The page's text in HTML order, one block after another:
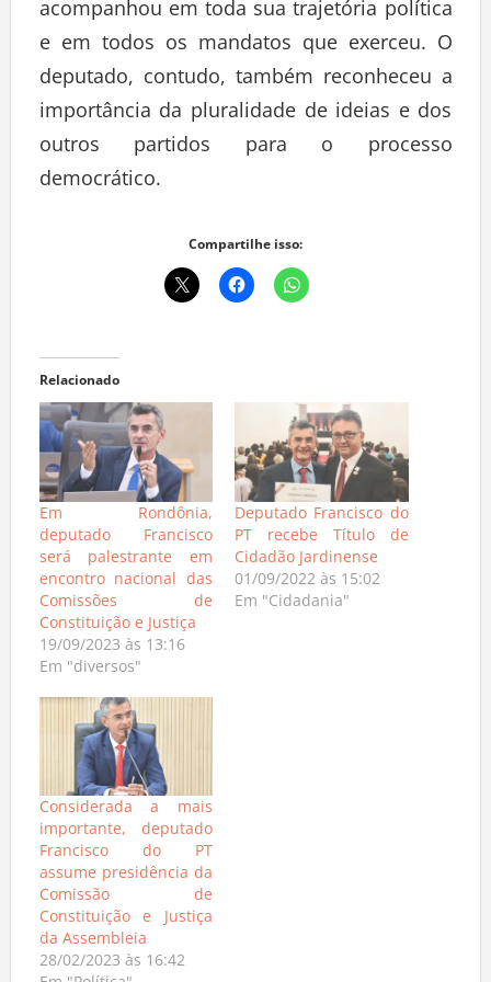
acompanhou em toda sua trajetória política
e em todos os mandatos que exerceu. O
deputado, contudo, também reconheceu a
importância da pluralidade de ideias e dos
outros partidos para o processo
democrático.
Compartilhe isso:
Relacionado
Em Rondônia,
deputado Francisco
será palestrante em
encontro nacional das
Comissões de
Constituição e Justiça
19/09/2023 às 13:16
Em "diversos"
Deputado Francisco do
PT recebe Título de
Cidadão Jardinense
01/09/2022 às 15:02
Em "Cidadania"
Considerada a mais
importante, deputado
Francisco do PT
assume presidência da
Comissão de
Constituição e Justiça
da Assembleia
28/02/2023 às 16:42